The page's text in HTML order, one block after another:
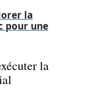
la
pour une
la